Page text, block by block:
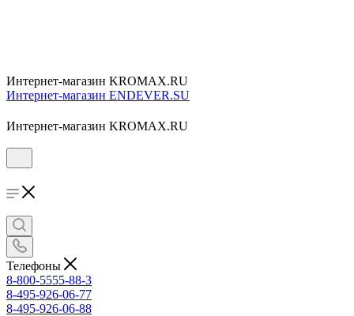
Интернет-магазин KROMAX.RU
Интернет-магазин ENDEVER.SU
Интернет-магазин KROMAX.RU
Телефоны
8-800-5555-88-3
8-495-926-06-77
8-495-926-06-88